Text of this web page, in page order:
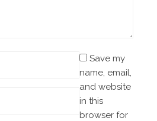
Save my
name, email,
and website
in this
browser for